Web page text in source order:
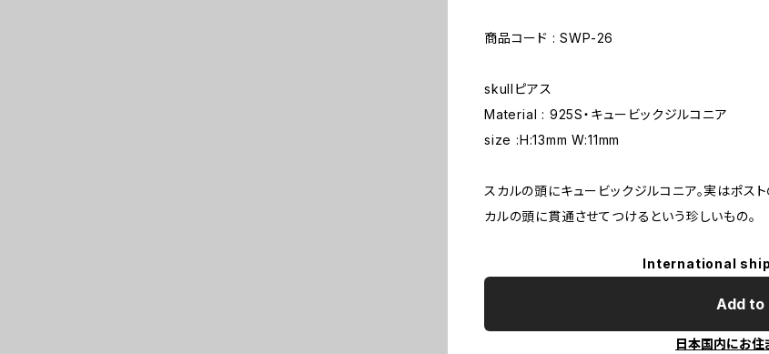
商品コード : SWP-26
skullピアス
Material : 925S・キュービックジルコニア
size :H:13mm W:11mm
スカルの頭にキュービックジルコニア。実はポス
カルの頭に貫通させてつけるという珍しいもの。
International
Add
日本国内にお